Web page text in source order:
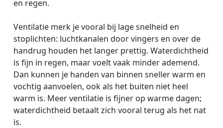
en regen.
Ventilatie merk je vooral bij lage snelheid en
stoplichten: luchtkanalen door vingers en over de
handrug houden het langer prettig. Waterdichtheid
is fijn in regen, maar voelt vaak minder ademend.
Dan kunnen je handen van binnen sneller warm en
vochtig aanvoelen, ook als het buiten niet heel
warm is. Meer ventilatie is fijner op warme dagen;
waterdichtheid betaalt zich vooral terug als het nat
is.